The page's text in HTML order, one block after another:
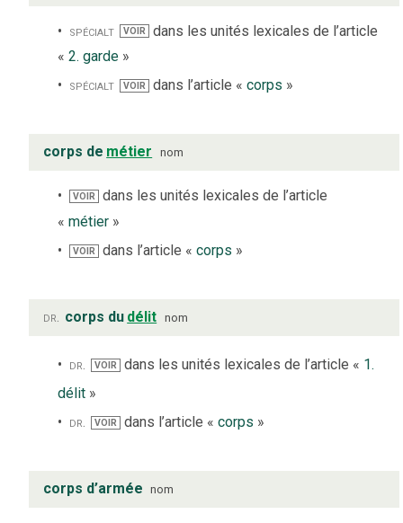
spécialt VOIR
dans les unités lexicales de l’article
« 2. garde »
spécialt
VOIR dans l’article « corps »
corps de métier nom
VOIR
dans les unités lexicales de l’article
« métier »
VOIR dans l’article «corps »
dr. corps du délit nom
dr. VOIR dans les unités lexicales de l’article « 1.
délit »
dr.
VOIR dans l’article « corps »
corps d’armée nom